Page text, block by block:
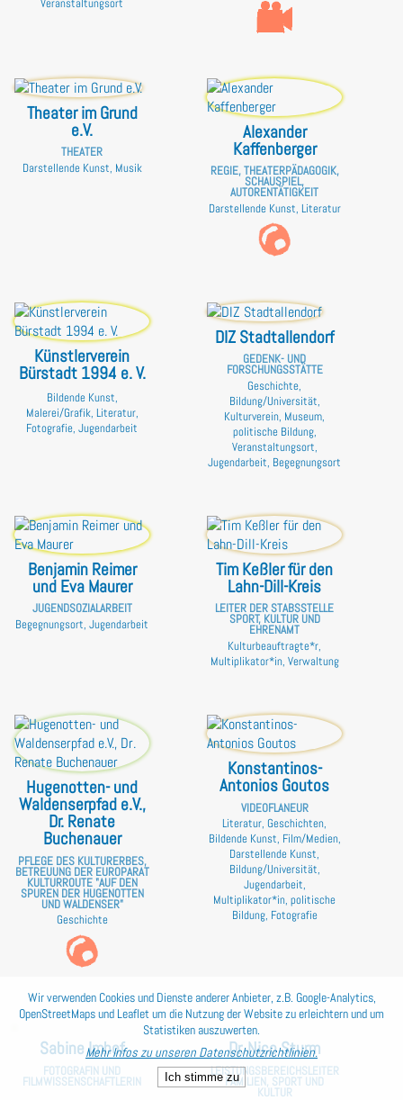
Wir verwenden Cookies und Dienste anderer Anbieter, z.B. Google-Analytics,
OpenStreetMaps und Leaflet um die Nutzung der Website zu erleichtern und um
Statistiken auszuwerten.
Mehr Infos zu unseren Datenschutzrichtlinien.
Ich stimme zu
Theater im Grund
e.V.
THEATER
Darstellende Kunst, Musik
Alexander
Kaffenberger
REGIE, THEATERPÄDAGOGIK,
SCHAUSPIEL,
AUTORENTÄTIGKEIT
Darstellende Kunst, Literatur
Künstlerverein
Bürstadt 1994 e. V.
Bildende Kunst,
Malerei/Grafik, Literatur,
Fotografie, Jugendarbeit
DIZ Stadtallendorf
GEDENK- UND
FORSCHUNGSSTÄTTE
Geschichte,
Bildung/Universität,
Kulturverein, Museum,
politische Bildung,
Veranstaltungsort,
Jugendarbeit, Begegnungsort
Benjamin Reimer
und Eva Maurer
JUGENDSOZIALARBEIT
Begegnungsort, Jugendarbeit
Tim Keßler für den
Lahn-Dill-Kreis
LEITER DER STABSSTELLE
SPORT, KULTUR UND
EHRENAMT
Kulturbeauftragte*r,
Multiplikator*in, Verwaltung
Hugenotten- und
Waldenserpfad e.V.,
Dr. Renate
Buchenauer
PFLEGE DES KULTURERBES,
BETREUUNG DER EUROPARAT
KULTURROUTE "AUF DEN
SPUREN DER HUGENOTTEN
UND WALDENSER"
Geschichte
Konstantinos-
Antonios Goutos
VIDEOFLANEUR
Literatur, Geschichten,
Bildende Kunst, Film/Medien,
Darstellende Kunst,
Bildung/Universität,
Jugendarbeit,
Multiplikator*in, politische
Bildung, Fotografie
Sabine Imhof
FOTOGRAFIN UND
FILMWISSENSCHAFTLERIN
Dr. Nico Sturm
LEISTUNGSBEREICHSLEITER
FAMILIEN, SPORT UND
KULTUR